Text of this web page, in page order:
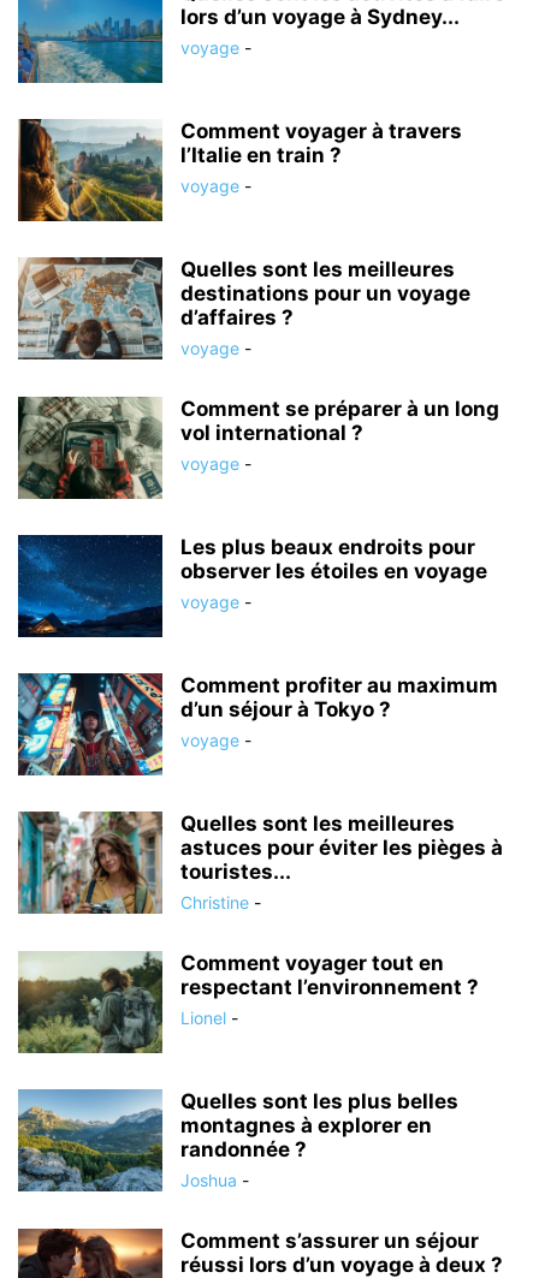
lors d’un voyage à Sydney...
voyage -
Comment voyager à travers
l’Italie en train ?
voyage -
Quelles sont les meilleures
destinations pour un voyage
d’affaires ?
voyage -
Comment se préparer à un long
vol international ?
voyage -
Les plus beaux endroits pour
observer les étoiles en voyage
voyage -
Comment profiter au maximum
d’un séjour à Tokyo ?
voyage -
Quelles sont les meilleures
astuces pour éviter les pièges à
touristes...
Christine -
Comment voyager tout en
respectant l’environnement ?
Lionel -
Quelles sont les plus belles
montagnes à explorer en
randonnée ?
Joshua -
Comment s’assurer un séjour
réussi lors d’un voyage à deux ?